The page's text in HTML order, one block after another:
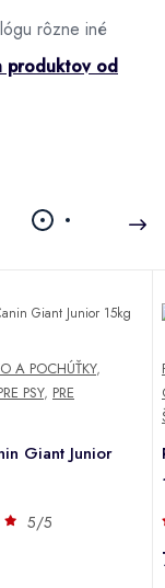
rôzne iné
produktov od
A POCHÚŤKY,
PSY, PRE
Giant Junior
5/5